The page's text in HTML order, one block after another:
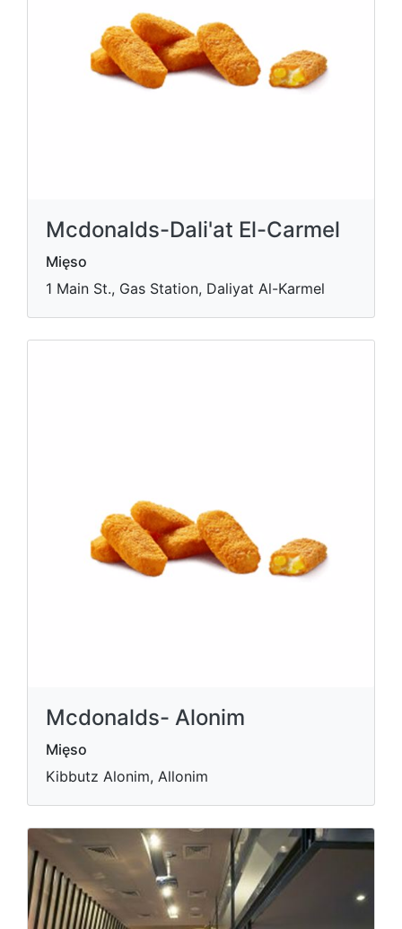
Mcdonalds-Dali'at El-Carmel
Mięso
1 Main St., Gas Station, Daliyat Al-Karmel
Mcdonalds- Alonim
Mięso
Kibbutz Alonim, Allonim